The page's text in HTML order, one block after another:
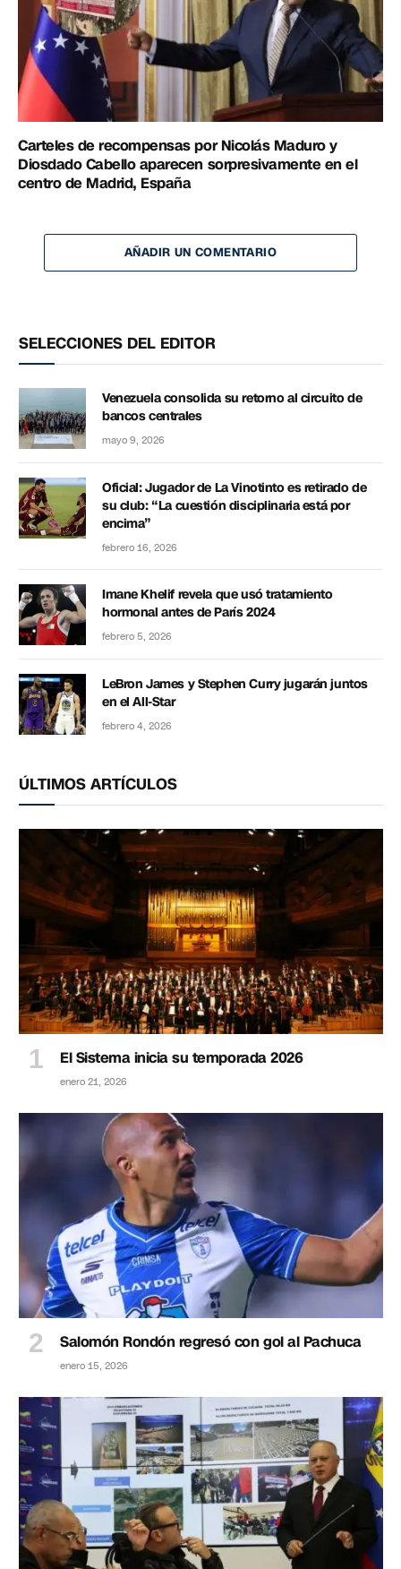
Carteles de recompensas por Nicolás Maduro y
Diosdado Cabello aparecen sorpresivamente en el
centro de Madrid, España
AÑADIR UN COMENTARIO
SELECCIONES DEL EDITOR
Venezuela consolida su retorno al circuito de
bancos centrales
mayo 9, 2026
Oficial: Jugador de La Vinotinto es retirado de
su club: “La cuestión disciplinaria está por
encima”
febrero 16, 2026
Imane Khelif revela que usó tratamiento
hormonal antes de París 2024
febrero 5, 2026
LeBron James y Stephen Curry jugarán juntos
en el All-Star
febrero 4, 2026
ÚLTIMOS ARTÍCULOS
El Sistema inicia su temporada 2026
enero 21, 2026
Salomón Rondón regresó con gol al Pachuca
enero 15, 2026